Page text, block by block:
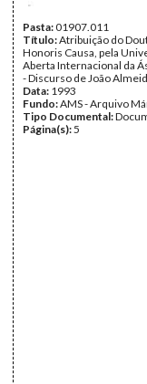
Pasta:01907.011
Título:Atribuição do
Honoris Causa, pela
Aberta Internacional da
- Discurso de João
Data: 1993
Fundo:AMS - Arquivo
Tipo Documental:
Página(s):5